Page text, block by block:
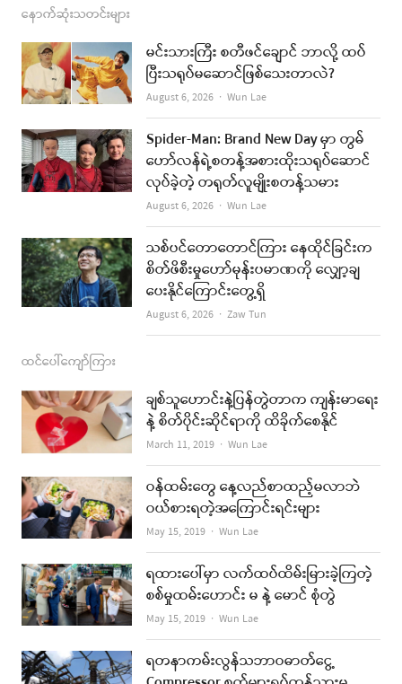
c
e
b
o
o
k
s
t
a
g
r
a
m
s
t
u
b
e
i
l
နောက်ဆုံးသတင်းများ
မင်းသားကြီး စတီဖင်ချောင် ဘာလို့ ထပ်
ပြီးသရုပ်မဆောင်ဖြစ်သေးတာလဲ?
August 6, 2026 Author
Wun Lae
Spider-Man: Brand New Day မှာ တွမ်
ဟော်လန်ရဲ့စတန့်အစားထိုးသရုပ်ဆောင်
လုပ်ခဲ့တဲ့ တရုတ်လူမျိုးစတန့်သမား
August 6, 2026 Author
Wun Lae
သစ်ပင်တောတောင်ကြား နေထိုင်ခြင်းက
စိတ်ဖိစီးမှုဟော်မုန်းပမာဏကို လျှော့ချ
ပေးနိုင်ကြောင်းတွေ့ရှိ
August 6, 2026 Author
Zaw Tun
ထင်ပေါ်ကျော်ကြား
ချစ်သူဟောင်းနဲ့ပြန်တွဲတာက ကျန်းမာရေး
နဲ့ စိတ်ပိုင်းဆိုင်ရာကို ထိခိုက်စေနိုင်
March 11, 2019 Author
Wun Lae
ဝန်ထမ်းတွေ နေ့လည်စာထည့်မလာဘဲ
ဝယ်စားရတဲ့အကြောင်းရင်းများ
May 15, 2019 Author
Wun Lae
ရထားပေါ်မှာ လက်ထပ်ထိမ်းမြားခဲ့ကြတဲ့
စစ်မှုထမ်းဟောင်း မ နဲ့ မောင် စုံတွဲ
May 15, 2019 Author
Wun Lae
ရတနာကမ်းလွန်သဘာဝဓာတ်ငွေ့